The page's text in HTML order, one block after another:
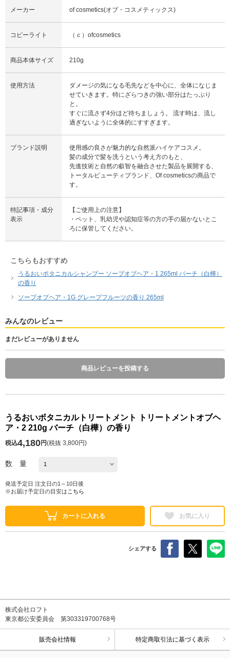
メーカー of cosmetics(オブ・コスメティックス)
コピーライト （ｃ）ofcosmetics
商品本体サイズ 210g
使用方法
ダメージの気になる毛先などを中心に、全体になじま
せていきます。特にざらつきの強い部分はたっぷり
と。
すぐに流さず4分ほど待ちましょう。 流す時は、流し
過ぎないように全体的にすすぎます。
ブランド説明
使用感の良さが魅力的な自然派ハイケアコスメ。
髪の成分で髪を洗うという考え方のもと、
先進技術と自然の叡智を融合させた製品を展開する、
トータルビューティブランド、Of cosmeticsの商品で
す。
特記事項・成分
表示
【ご使用上の注意】
・ペット、乳幼児や認知症等の方の手の届かないとこ
ろに保管してください。
こちらもおすすめ
うるおいボタニカルシャンプー ソープオブヘア・1 265ml バーチ（白樺）
の香り
ソープオブヘア・1G グレープフルーツの香り 265ml
みんなのレビュー
まだレビューがありません
商品レビューを投稿する
うるおいボタニカルトリートメント トリートメントオブヘ
ア・2 210g バーチ（白樺）の香り
税込4,180円(税抜 3,800円)
数 量
発送予定日 注文日の1～10日後
※お届け予定日の目安は こちら
カートに入れる お気に入り
シェアする
株式会社ロフト
東京都公安委員会 第303319700768号
販売会社情報 特定商取引法に基づく表示